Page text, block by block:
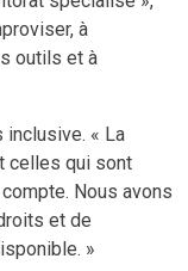
à
outils et à
inclusive. « La
celles qui sont
Nous avons
et de
»